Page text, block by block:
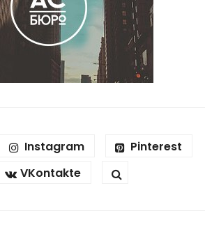
Instagram
Pinterest
VKontakte